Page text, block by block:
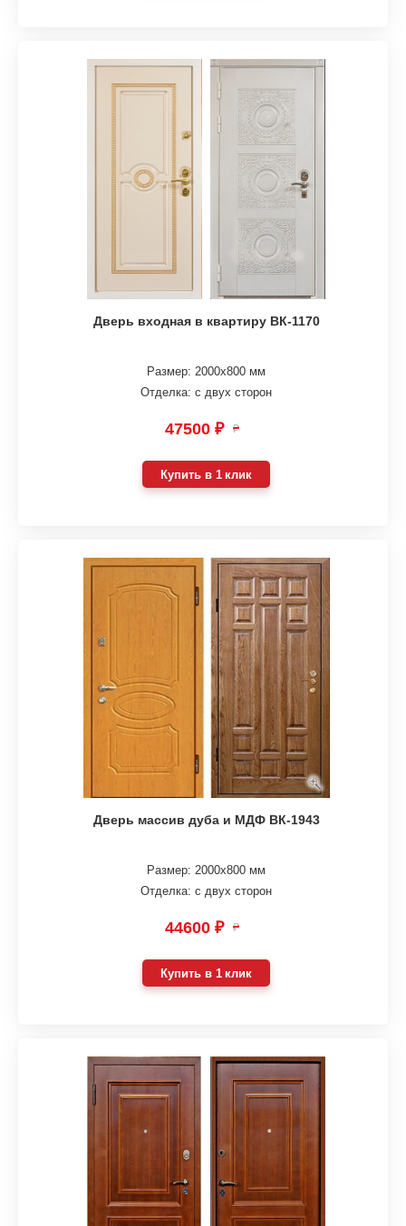
Дверь входная в квартиру ВК-1170
Размер: 2000х800 мм
Отделка: с двух сторон
47500 ₽ ₽
Купить в 1 клик
Дверь массив дуба и МДФ ВК-1943
Размер: 2000х800 мм
Отделка: с двух сторон
44600 ₽ ₽
Купить в 1 клик